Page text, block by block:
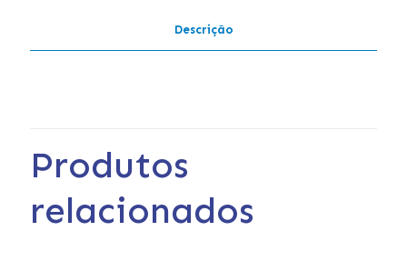
Descrição
Produtos
relacionados